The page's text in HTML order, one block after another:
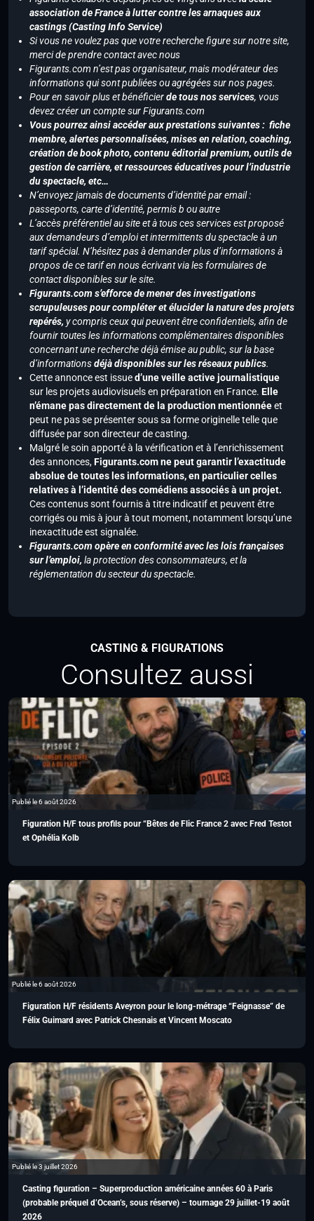
association de France à lutter contre les arnaques aux
castings (Casting Info Service)
Si vous ne voulez pas que votre recherche figure sur notre site,
merci de prendre contact avec nous
Figurants.com n’est pas organisateur, mais modérateur des
informations qui sont publiées ou agrégées sur nos pages.
Pour en savoir plus et bénéficierde tous nos services, vous
devez créer un compte sur Figurants.com
Vous pourrez ainsi accéder aux prestations suivantes : fiche
membre, alertes personnalisées, mises en relation, coaching,
création de book photo, contenu éditorial premium, outils de
gestion de carrière, et ressources éducatives pour l’industrie
du spectacle, etc…
N’envoyez jamais de documents d’identité par email :
passeports, carte d’identité, permis b ou autre
L’accès préférentiel au site et à tous ces services est proposé
aux demandeurs d’emploi et intermittents du spectacle à un
tarif spécial. N’hésitez pas à demander plus d’informations à
propos de ce tarif en nous écrivant via les formulaires de
contact disponibles sur le site.
Figurants.com s’efforce de mener des investigations
scrupuleuses pour compléter et élucider la nature des projets
repérés, y compris ceux qui peuvent être confidentiels, afin de
fournir toutes les informations complémentaires disponibles
concernant une recherche déjà émise au public, sur la base
d’informationsdéjà disponibles sur les réseaux publics.
Cette annonce est issued’une veille active journalistique
sur les projets audiovisuels en préparation en France. Elle
n’émane pas directement de la production mentionnéeet
peut ne pas se présenter sous sa forme originelle telle que
diffusée par son directeur de casting.
Malgré le soin apporté à la vérification et à l’enrichissement
des annonces,Figurants.com ne peut garantir l’exactitude
absolue de toutes les informations, en particulier celles
relatives à l’identité des comédiens associés à un projet.
Ces contenus sont fournis à titre indicatif et peuvent être
corrigés ou mis à jour à tout moment, notamment lorsqu’une
inexactitude est signalée.
Figurants.com opère en conformité avec les lois françaises
sur l’emploi, la protection des consommateurs, et la
réglementation du secteur du spectacle.
CASTING & FIGURATIONS
Consultez aussi
Publié le 6 août 2026
Figuration H/F tous profils pour “Bêtes de Flic France 2 avec Fred Testot
et Ophélia Kolb
Publié le 6 août 2026
Figuration H/F résidents Aveyron pour le long-métrage “Feignasse” de
Félix Guimard avec Patrick Chesnais et Vincent Moscato
Publié le 3 juillet 2026
Casting figuration – Superproduction américaine années 60 à Paris
(probable préquel d’Ocean’s, sous réserve) – tournage 29 juillet-19 août
2026